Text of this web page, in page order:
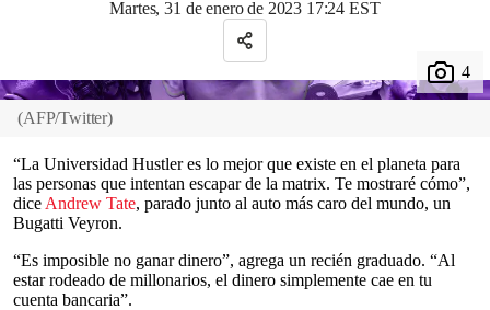
Martes, 31 de enero de 2023 17:24 EST
(AFP/Twitter)
“La Universidad Hustler es lo mejor que existe en el planeta para
las personas que intentan escapar de la matrix. Te mostraré cómo”,
dice Andrew Tate, parado junto al auto más caro del mundo, un
Bugatti Veyron.
“Es imposible no ganar dinero”, agrega un recién graduado. “Al
estar rodeado de millonarios, el dinero simplemente cae en tu
cuenta bancaria”.